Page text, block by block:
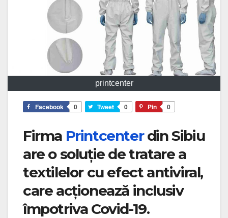
printcenter
Facebook 0 Tweet 0 Pin 0
Firma Printcenterdin Sibiu
are o soluție de tratare a
textilelor cu efect antiviral,
care acționează inclusiv
împotriva Covid-19.